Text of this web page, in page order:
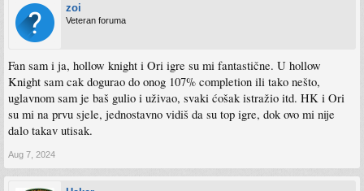
zoi
Veteran foruma
Fan sam i ja, hollow knight i Ori igre su mi fantastične. U hollow
Knight sam cak dogurao do onog 107% completion ili tako nešto,
uglavnom sam je baš gulio i uživao, svaki ćošak istražio itd. HK i Ori
su mi na prvu sjele, jednostavno vidiš da su top igre, dok ovo mi nije
dalo takav utisak.
Aug 7, 2024